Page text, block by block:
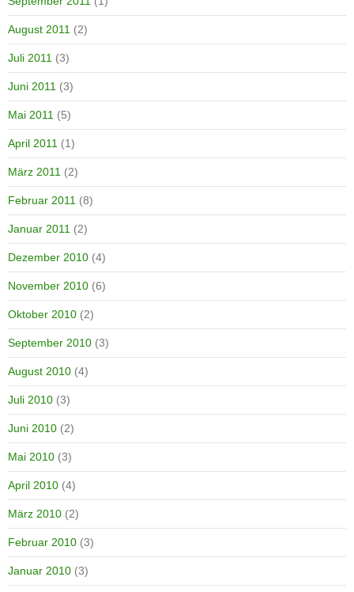
August 2011 (2)
Juli 2011 (3)
Juni 2011 (3)
Mai 2011 (5)
April 2011 (1)
März 2011 (2)
Februar 2011 (8)
Januar 2011 (2)
Dezember 2010 (4)
November 2010 (6)
Oktober 2010 (2)
September 2010 (3)
August 2010 (4)
Juli 2010 (3)
Juni 2010 (2)
Mai 2010 (3)
April 2010 (4)
März 2010 (2)
Februar 2010 (3)
Januar 2010 (3)